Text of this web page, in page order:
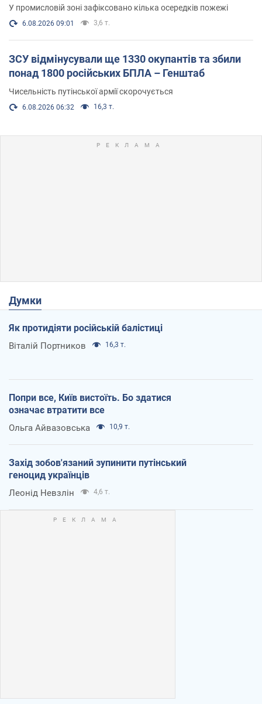
У промисловій зоні зафіксовано кілька осередків пожежі
6.08.2026 09:01 3,6 т.
ЗСУ відмінусували ще 1330 окупантів та збили
понад 1800 російських БПЛА – Генштаб
Чисельність путінської армії скорочується
6.08.2026 06:32 16,3 т.
Думки
Як протидіяти російській балістиці
Віталій Портников 16,3 т.
Попри все, Київ вистоїть. Бо здатися
означає втратити все
Ольга Айвазовська 10,9 т.
Захід зобов'язаний зупинити путінський
геноцид українців
Леонід Невзлін 4,6 т.